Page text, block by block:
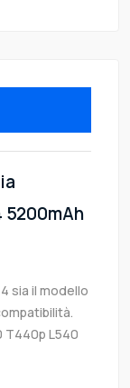
5200mAh
sia il modello
T440p L540